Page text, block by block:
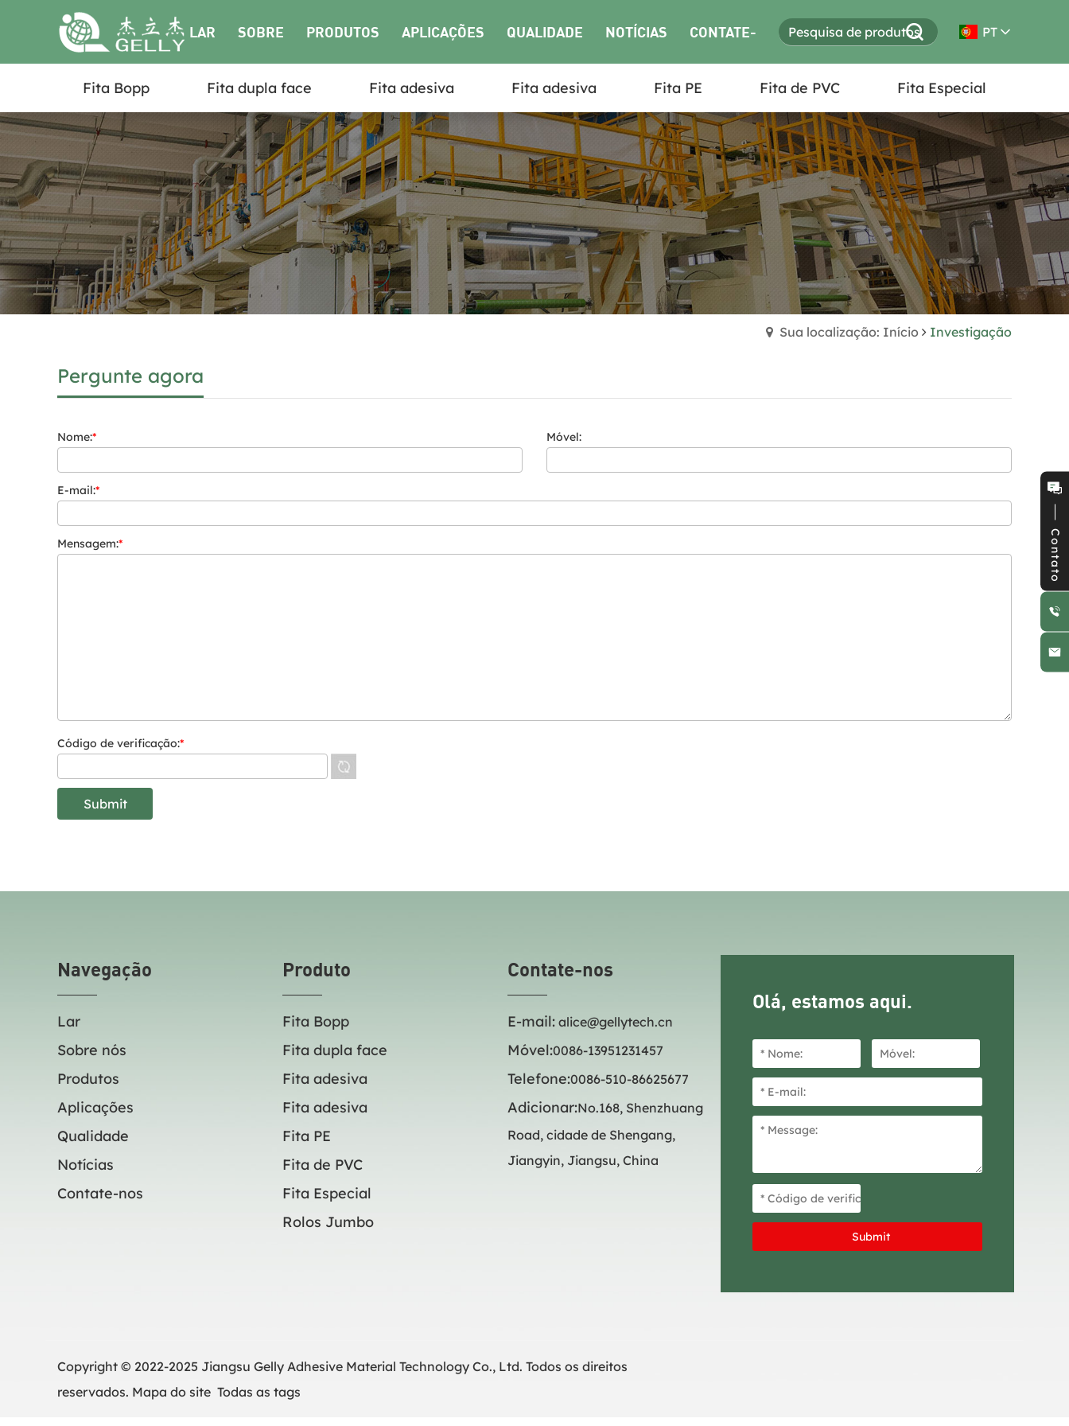
LAR SOBRE
NÓS
PRODUTOS APLICAÇÕES QUALIDADE NOTÍCIAS CONTATE-
NOS
PT
Fita Bopp Fita dupla face Fita adesiva Fita adesiva Fita PE Fita de PVC Fita Especial
Sua localização: Início Investigação
Pergunte agora
Nome:* Móvel:
E-mail:*
Mensagem:*
Código de verificação:*
Navegação
Lar
Sobre nós
Produtos
Aplicações
Qualidade
Notícias
Contate-nos
Produto
Fita Bopp
Fita dupla face
Fita adesiva
Fita adesiva
Fita PE
Fita de PVC
Fita Especial
Rolos Jumbo
Contate-nos
E-mail: alice@gellytech.cn
Móvel:0086-13951231457
Telefone:0086-510-86625677
Adicionar:No.168, Shenzhuang
Road, cidade de Shengang,
Jiangyin, Jiangsu, China
Olá, estamos aqui.
Copyright © 2022-2025 Jiangsu Gelly Adhesive Material Technology Co., Ltd. Todos os direitos
reservados. Mapa do site Todas as tags
Contato